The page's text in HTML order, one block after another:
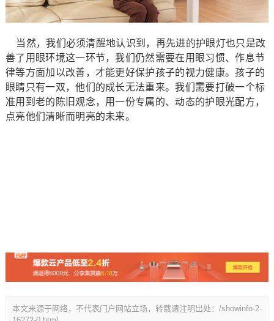
当然，我们必须清醒地认识到，再先进的护眼灯也只是改
善了用眼环境这一环节，我们仍然需要在用眼习惯、作息节
律等方面加以改善，才能更好保护孩子的视力健康。孩子的
眼睛只有一双，他们的成长无法重来。我们需要打破一个标
准用到老的陈旧观念，用一份专属的、动态的护眼光配方，
点亮他们清晰而明亮的未来。
本文来源于网络，不代表门户网站立场，转载请注明出处：/showinfo-2-